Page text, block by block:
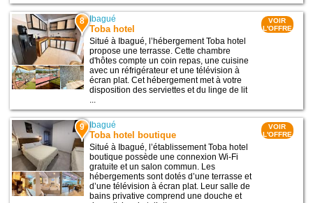
8 Ibagué
Toba hotel
Situé à Ibagué, l’hébergement Toba hotel
propose une terrasse. Cette chambre
d'hôtes compte un coin repas, une cuisine
avec un réfrigérateur et une télévision à
écran plat. Cet hébergement met à votre
disposition des serviettes et du linge de lit
...
VOIR
L'OFFRE
9 Ibagué
Toba hotel boutique
Situé à Ibagué, l’établissement Toba hotel
boutique possède une connexion Wi-Fi
gratuite et un salon commun. Les
hébergements sont dotés d’une terrasse et
d’une télévision à écran plat. Leur salle de
bains privative comprend une douche et
VOIR
L'OFFRE